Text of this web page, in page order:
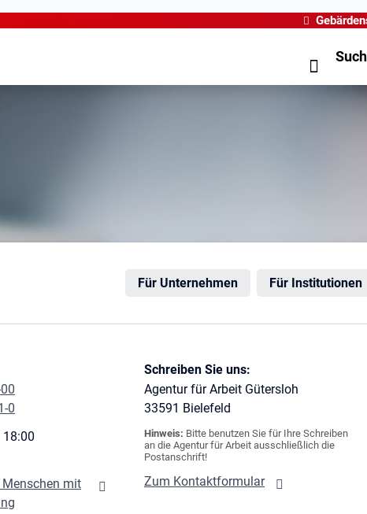
Für Unternehmen Für Institutionen
0
mit
Schreiben Sie uns:
Agentur für Arbeit Gütersloh
33591 Bielefeld
Hinweis: Bitte benutzen Sie für Ihre Schreiben
an die Agentur für Arbeit ausschließlich die
Postanschrift!
Zum Kontaktformular